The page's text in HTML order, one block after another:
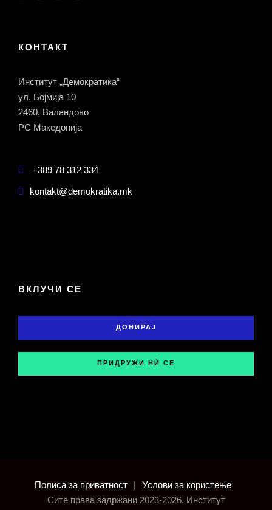
КОНТАКТ
Институт „Демократика“
ул. Бојмија 10
2460, Валандово
РС Македонија
+389 78 312 334
kontakt@demokratika.mk
ВКЛУЧИ СЕ
ДОНИРАЈ
ПРИДРУЖИ НЍ СЕ
Полиса за приватност |
Услови за користење
Сите права задржани 2023-2026. Институт